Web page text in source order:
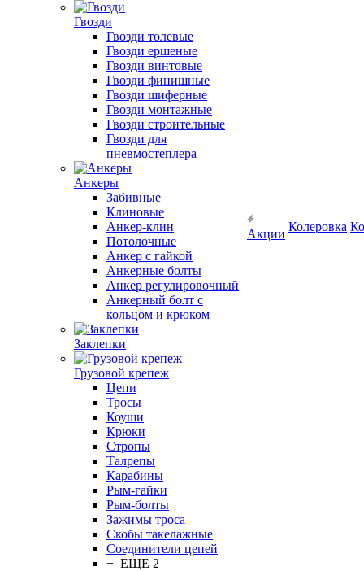
Гвозди
Гвозди толевые
Гвозди ершеные
Гвозди винтовые
Гвозди финишные
Гвозди шиферные
Гвозди монтажные
Гвозди строительные
Гвозди для
пневмостеплера
Анкеры
Забивные
Клиновые
Анкер-клин
Потолочные
Анкер с гайкой
Анкерные болты
Анкер регулировочный
Анкерный болт с
кольцом и крюком
Заклепки
Грузовой крепеж
Цепи
Тросы
Коуши
Крюки
Стропы
Талрепы
Карабины
Рым-гайки
Рым-болты
Зажимы троса
Скобы такелажные
Соединители цепей
+ ЕЩЕ 2
Акции
Колеровка